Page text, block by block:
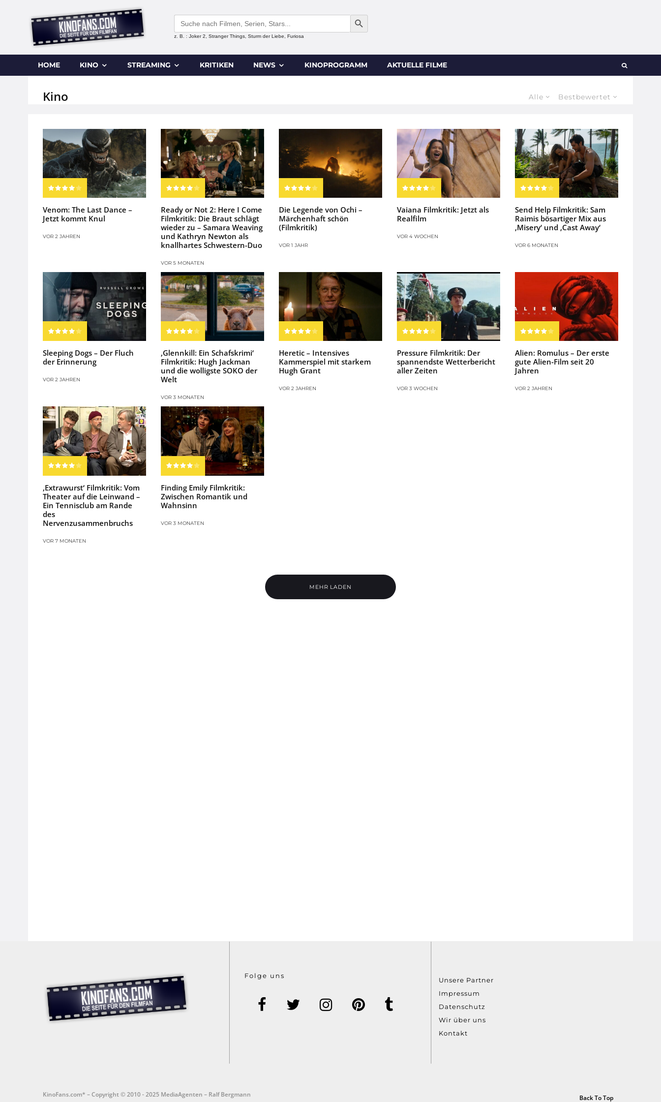
Search
for:
SEARCH BUTTON
z. B. : Joker 2, Stranger Things, Sturm der Liebe, Furiosa
HOME KINO STREAMING KRITIKEN NEWS KINOPROGRAMM AKTUELLE FILME
Alle Bestbewertet
Kino
Venom: The Last Dance –
Jetzt kommt Knul
VOR 2 JAHREN
Ready or Not 2: Here I Come
Filmkritik: Die Braut schlägt
wieder zu – Samara Weaving
und Kathryn Newton als
knallhartes Schwestern-Duo
VOR 5 MONATEN
Die Legende von Ochi –
Märchenhaft schön
(Filmkritik)
VOR 1 JAHR
Vaiana Filmkritik: Jetzt als
Realfilm
VOR 4 WOCHEN
Send Help Filmkritik: Sam
Raimis bösartiger Mix aus
‚Misery‘ und ‚Cast Away‘
VOR 6 MONATEN
Sleeping Dogs – Der Fluch
der Erinnerung
VOR 2 JAHREN
‚Glennkill: Ein Schafskrimi‘
Filmkritik: Hugh Jackman
und die wolligste SOKO der
Welt
VOR 3 MONATEN
Heretic – Intensives
Kammerspiel mit starkem
Hugh Grant
VOR 2 JAHREN
Pressure Filmkritik: Der
spannendste Wetterbericht
aller Zeiten
VOR 3 WOCHEN
Alien: Romulus – Der erste
gute Alien-Film seit 20
Jahren
VOR 2 JAHREN
‚Extrawurst‘ Filmkritik: Vom
Theater auf die Leinwand –
Ein Tennisclub am Rande
des
Nervenzusammenbruchs
VOR 7 MONATEN
Finding Emily Filmkritik:
Zwischen Romantik und
Wahnsinn
VOR 3 MONATEN
MEHR LADEN
Folge uns
Unsere Partner
Impressum
Datenschutz
Wir über uns
Kontakt
KinoFans.com* – Copyright © 2010 - 2025 MediaAgenten – Ralf Bergmann Back To Top